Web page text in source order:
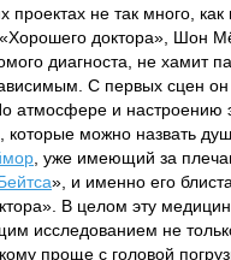
проектах не так много, как
«Хорошего доктора», Шон
диагноста, не хамит
С первых сцен он
атмосфере и настроению
которые можно назвать
, уже имеющий за
», и именно его
В целом эту
исследованием не
проще с головой